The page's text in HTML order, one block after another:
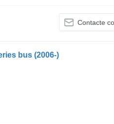
Contacte
bus (2006-)